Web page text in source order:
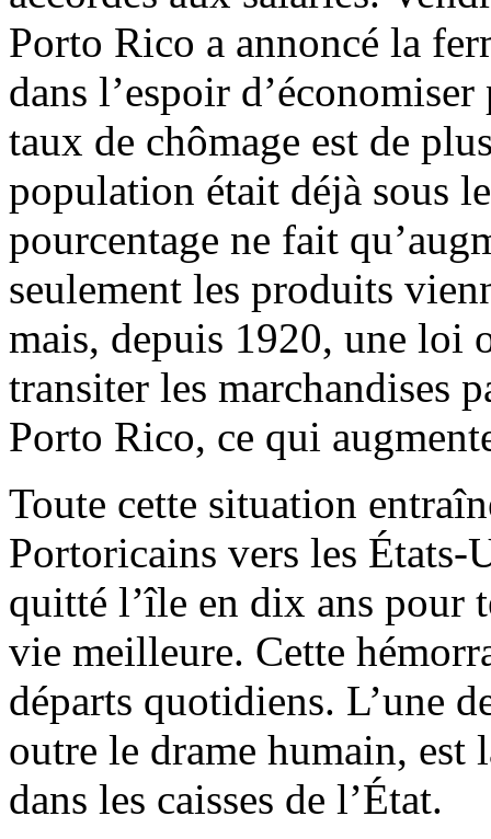
Porto Rico a annoncé la
dans l’espoir
taux de chômage est de
population était déjà sous
pourcentage ne fait
seulement les produits
mais, depuis 1920, une loi
transiter les marchandises
Porto Rico, ce qui
Toute cette situation
Portoricains vers les États-
quitté l’île en dix ans pour
vie meilleure. Cette
départs quotidiens. L’une
outre le drame humain, est
dans les caisses de l’État.